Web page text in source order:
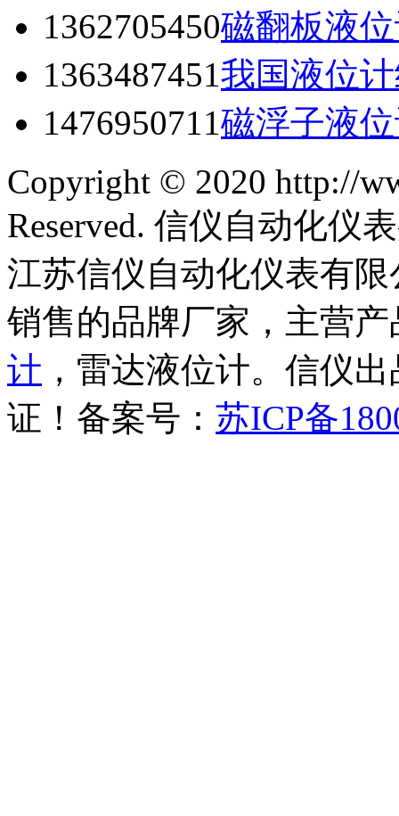
1362705450磁翻板液
1363487451我国液位
1476950711磁浮子液
Copyright © 2020 http://
Reserved. 信仪自动化仪
江苏信仪自动化仪表有
销售的品牌厂家，主营产
计 ，雷达液位计。信仪
证！备案号： 苏ICP备